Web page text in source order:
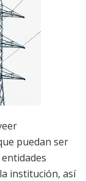
puedan ser
institución, así